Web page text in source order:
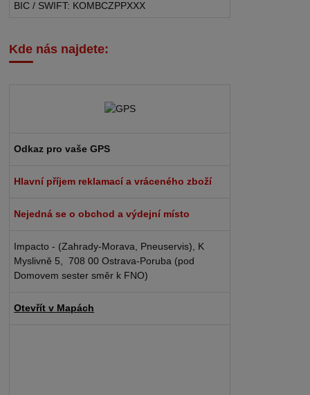
BIC / SWIFT: KOMBCZPPXXX
Kde nás najdete:
Odkaz pro vaše GPS
Hlavní příjem reklamací a vráceného zboží
Nejedná se o obchod a výdejní místo
Impacto - (Zahrady-Morava, Pneuservis), K
Myslivně 5, 708 00 Ostrava-Poruba (pod
Domovem sester směr k FNO)
Otevřít v Mapách